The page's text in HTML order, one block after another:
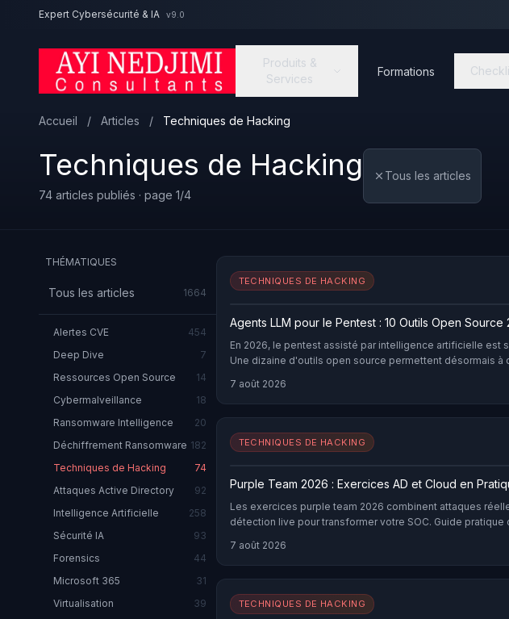
Aller au contenu principal
Expert Cybersécurité & IA v9.0
Produits &
Services
Formations
Accueil / Articles / Techniques de Hacking
Techniques de Hacking
74 articles publiés · page 1/4
Tous les articles
THÉMATIQUES
Tous les articles 1664
Alertes CVE
454
Deep Dive
7
Ressources Open Source
14
Cybermalveillance
18
Ransomware Intelligence
20
Déchiffrement Ransomware 182
Techniques de Hacking
74
Attaques Active Directory
92
Intelligence Artificielle
258
Sécurité IA
93
Forensics
44
Microsoft 365
31
Virtualisation
39
TECHNIQUES DE HACKING
Agents LLM pour le Pentest : 10 Outils Open Source
En 2026, le pentest assisté par intelligence artificielle est
Une dizaine d'outils open source permettent désormais à
: reconnaissance, énumération, exploitation web et
bounty hunters, red teamers et équipes de recherche
jugement du pentester senior, mais ils accélèrent
répétitives et débusquent parfois des vulnérabilités que
l'écosystème a explosé : PentestGPT a publié à USENIX
comme PentesterFlow, HexStrike AI ou CAI ont atteint la
professionnelle. Ce guide compare les 10 solutions les
architecture, capacités, modèles supportés, performances
une obligation absolue que l'IA ne dispense jamais.
7 août 2026
TECHNIQUES DE HACKING
Purple Team 2026 : Exercices AD et Cloud en
Les exercices purple team 2026 combinent attaques
détection live pour transformer votre SOC. Guide pratique
7 août 2026
TECHNIQUES DE HACKING